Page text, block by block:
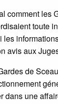
comment les
toute
les
avis aux
de
dans une